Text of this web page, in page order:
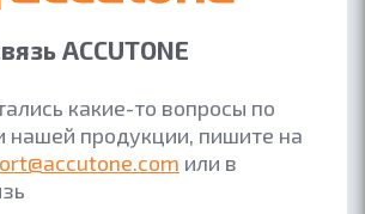
ACCUTONE
какие-то вопросы по
нашей продукции, пишите на
или в